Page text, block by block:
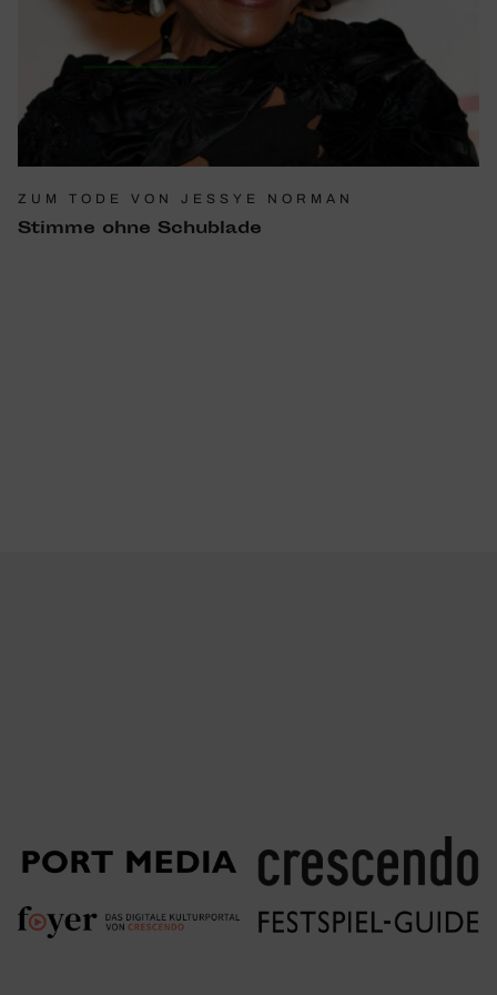
ZUM TODE VON JESSYE NORMAN
Stimme ohne Schub­lade